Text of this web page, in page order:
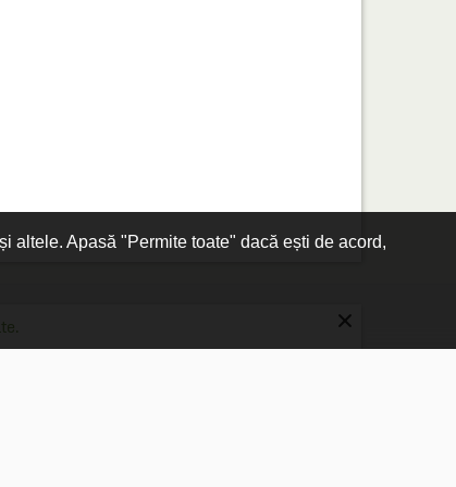
altele. Apasă "Permite toate" dacă ești de acord,
×